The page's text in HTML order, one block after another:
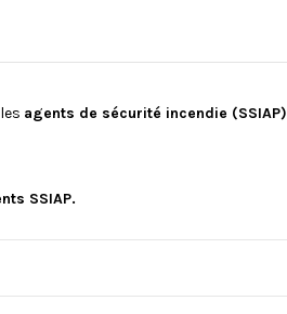
agents de sécurité incendie (SSIAP)
SSIAP.